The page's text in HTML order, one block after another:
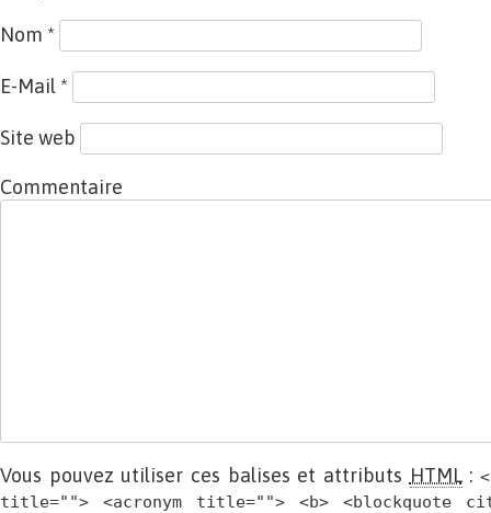
Nom *
E-Mail *
Site web
Commentaire
Vous pouvez utiliser ces balises et attributs HTML:
title=""> <acronym title=""> <b> <blockquote